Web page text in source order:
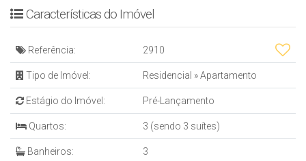
Academia
Brinquedoteca
Piscina infantil
Playground
Sala de jogos
Salão de festas
Acabamento em gesso
Churrasqueira
Características do Imóvel
Referência: 2910
Tipo de Imóvel: Residencial »Apartamento
Estágio do Imóvel: Pré-Lançamento
Quartos: 3 (sendo 3 suítes)
Banheiros: 3